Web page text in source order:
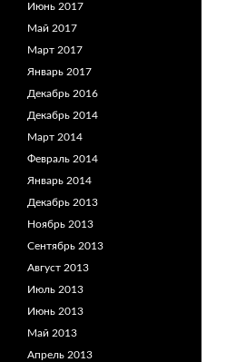
Июнь 2017
Май 2017
Март 2017
Январь 2017
Декабрь 2016
Декабрь 2014
Март 2014
Февраль 2014
Январь 2014
Декабрь 2013
Ноябрь 2013
Сентябрь 2013
Август 2013
Июль 2013
Июнь 2013
Май 2013
Апрель 2013